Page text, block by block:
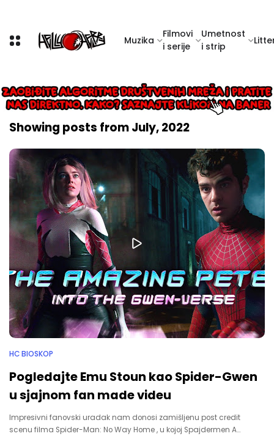
Muzika
Filmovi
i serije
Umetnost
i strip
Showing posts from July, 2022
HC BIOSKOP
Pogledajte Emu Stoun kao Spider-Gwen
u sjajnom fan made videu
Impresivni fanovski uradak nam donosi zamišljenu post credit
scenu filma Spider-Man: No Way Home , u kojoj Spajdermen A…